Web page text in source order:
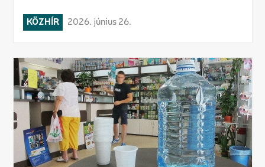
KÖZHÍR 2026. június 26.